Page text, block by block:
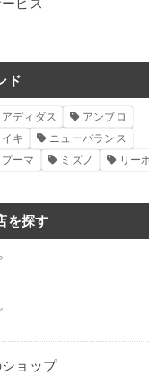
ビス
ド
アディダス
アンブロ
キ
ニューバランス
プーマ ミズノ リー
を探す
ョップ